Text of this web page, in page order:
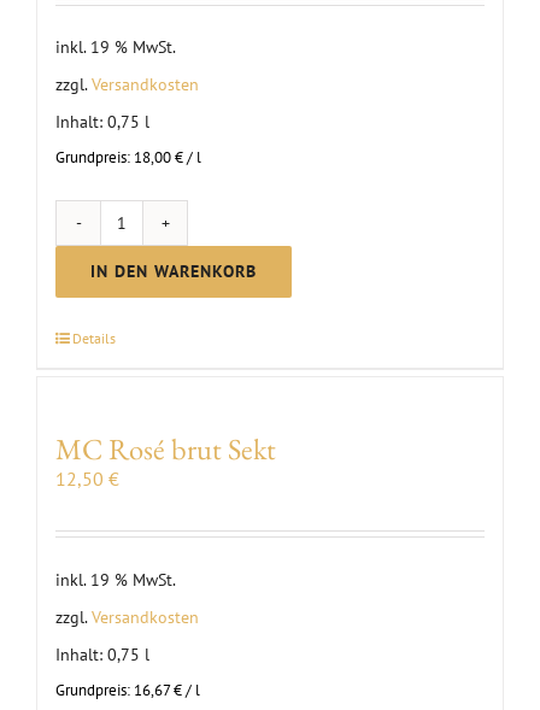
inkl. 19 % MwSt.
zzgl.Versandkosten
Inhalt: 0,75 l
Grundpreis: 18,00€/ l
MC
Pinot
brut
IN DEN WARENKORB
Details
MC Rosé brut Sekt
12,50 €
inkl. 19 % MwSt.
zzgl.Versandkosten
Inhalt: 0,75 l
Grundpreis: 16,67€/ l